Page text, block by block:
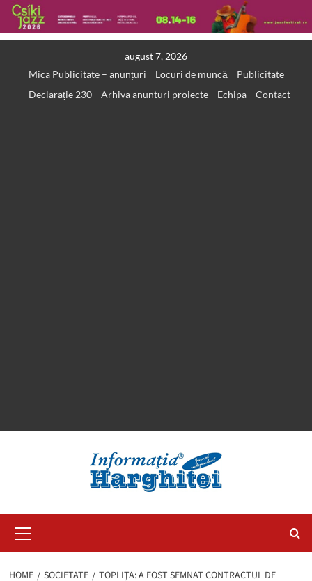
august 7, 2026
Mica Publicitate – anunțuri
Locuri de muncă
Publicitate
Declarație 230
Arhiva anunturi proiecte Echipa Contact
Menu
HOME SOCIETATE
TOPLIŢA: A FOST SEMNAT CONTRACTUL DE